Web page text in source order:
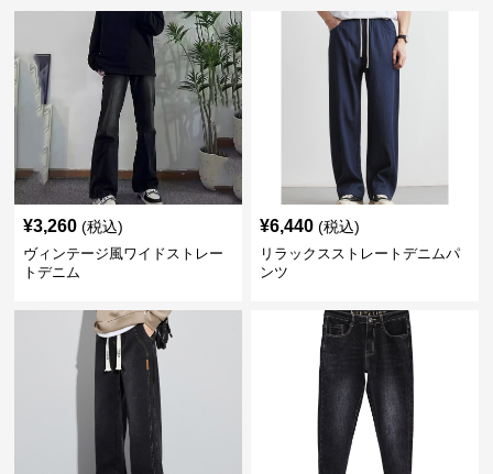
¥3,260 (税込)
ヴィンテージ風ワイドストレー
トデニム
¥6,440 (税込)
リラックスストレートデニムパ
ンツ